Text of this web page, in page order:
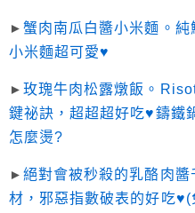
►蟹肉南瓜白醬小米麵。
小米麵超可愛♥
►玫瑰牛肉松露燉飯。
鍵祕訣，超超超好吃♥鑄鐵
怎麼燙?
►絕對會被秒殺的乳酪肉
材，邪惡指數破表的好吃